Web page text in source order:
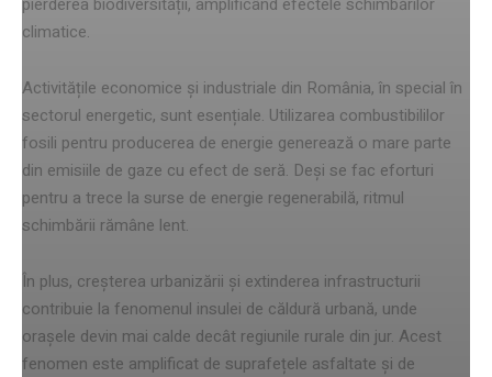
climatice.
Activitățile economice și industriale din România, în special în
sectorul energetic, sunt esențiale. Utilizarea combustibililor
fosili pentru producerea de energie generează o mare parte
din emisiile de gaze cu efect de seră. Deși se fac eforturi
pentru a trece la surse de energie regenerabilă, ritmul
schimbării rămâne lent.
În plus, creșterea urbanizării și extinderea infrastructurii
contribuie la fenomenul insulei de căldură urbană, unde
orașele devin mai calde decât regiunile rurale din jur. Acest
fenomen este amplificat de suprafețele asfaltate și de